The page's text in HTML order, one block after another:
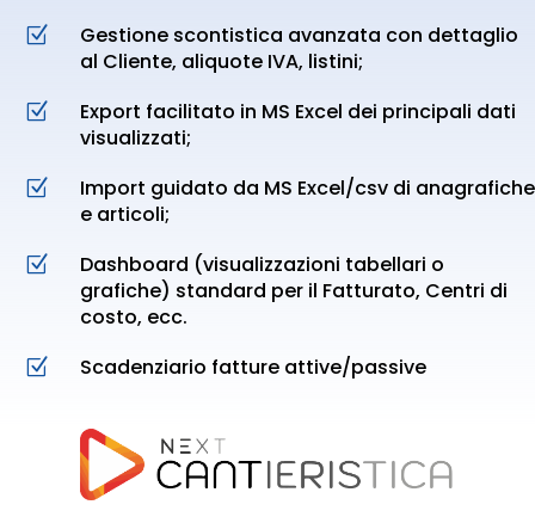
Z
Gestione scontistica avanzata con dettaglio
al Cliente, aliquote IVA, listini;
Z
Export facilitato in MS Excel dei principali dati
visualizzati;
Z
Import guidato da MS Excel/csv di anagrafiche
e articoli;
Z
Dashboard (visualizzazioni tabellari o
grafiche) standard per il Fatturato, Centri di
costo, ecc.
Z Scadenziario fatture attive/passive